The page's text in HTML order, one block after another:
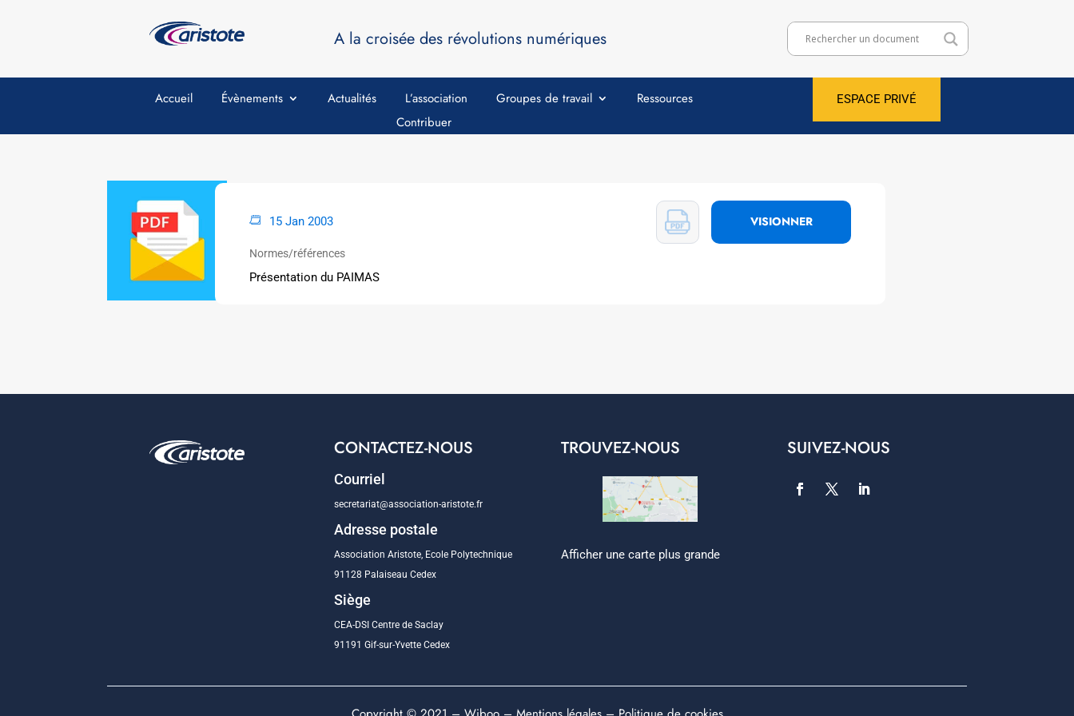
A la croisée des révolutions numériques
Accueil Évènements Actualités L’association Groupes de travail
Ressources
Contribuer
ESPACE PRIVÉ
15 Jan 2003 VISIONNER
Normes/références
Présentation du PAIMAS
CONTACTEZ-NOUS
Courriel
secretariat@association-aristote.fr
Adresse postale
Association Aristote, Ecole Polytechnique
91128 Palaiseau Cedex
Siège
CEA-DSI Centre de Saclay
91191 Gif-sur-Yvette Cedex
TROUVEZ-NOUS
Afficher une carte plus grande
SUIVEZ-NOUS